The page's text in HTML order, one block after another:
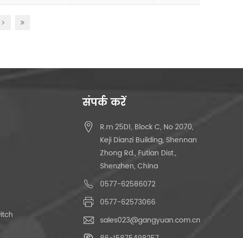
संपर्क करें
R.m 25D1, Block C, No 2070,
Keji Dianzi Building, Shennan
Zhong Rd., Futian Dist.,
Shenzhen, China
0577-62586072
0577-62573066
sales023@gangyuan.com.cn